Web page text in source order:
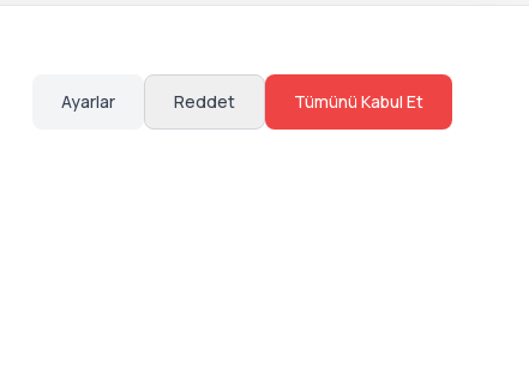
Ayarlar Reddet Tümünü Kabul Et